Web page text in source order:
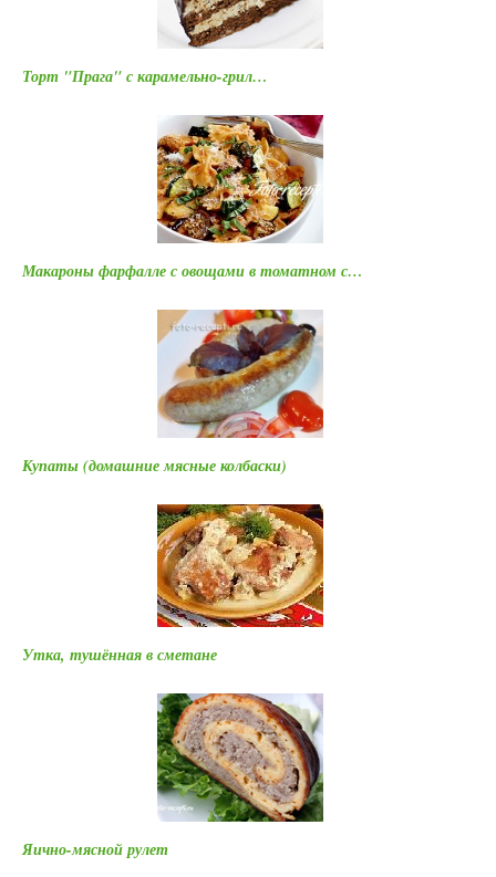
Торт "Прага" с карамельно-грил…
Макароны фарфалле с овощами в томатном с…
Купаты (домашние мясные колбаски)
Утка, тушённая в сметане
Яично-мясной рулет